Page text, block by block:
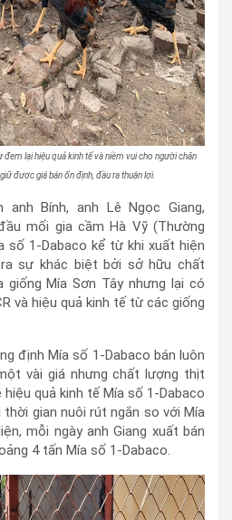
lại hiệu quả kinh tế và niềm vui cho người chăn
được giá bán ổn định, đầu ra thuận lợi.
anh Bính, anh Lê Ngọc Giang,
mối gia cầm Hà Vỹ (Thường
số 1-Dabaco kể từ khi xuất hiện
sự khác biệt bởi sở hữu chất
Mía Sơn Tây nhưng lại có
và hiệu quả kinh tế từ các giống
định Mía số 1-Dabaco bán luôn
vài giá nhưng chất lượng thịt
hiệu quả kinh tế Mía số 1-Dabaco
thời gian nuôi rút ngắn so với Mía
mỗi ngày anh Giang xuất bán
4 tấn Mía số 1-Dabaco.